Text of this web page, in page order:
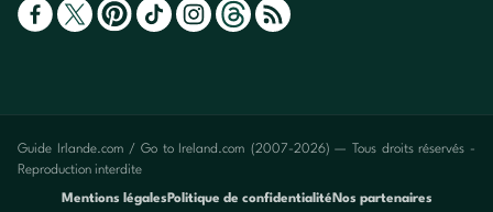
Guide Irlande.com / Go to Ireland.com (2007-2026) — Tous droits réservés -
Reproduction interdite
Mentions légales Politique de confidentialité Nos partenaires